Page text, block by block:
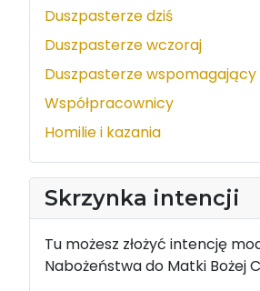
Duszpasterze dziś
Duszpasterze wczoraj
Duszpasterze wspomagający
Współpracownicy
Homilie i kazania
Skrzynka intencji
Tu możesz złożyć intencję
Nabożeństwa do Matki Bożej